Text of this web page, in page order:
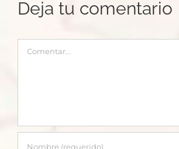
Deja tu comentario
Comentar